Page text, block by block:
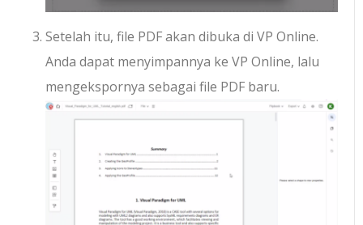
Setelah itu, file PDF akan dibuka di VP Online.
Anda dapat menyimpannya ke VP Online, lalu
mengekspornya sebagai file PDF baru.